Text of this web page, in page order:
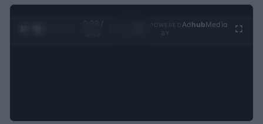
0:29 /
Ad hubMedia